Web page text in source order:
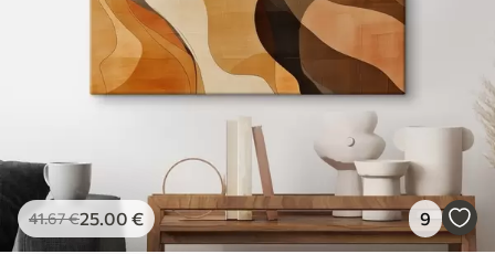
41.67€25.00 € 9